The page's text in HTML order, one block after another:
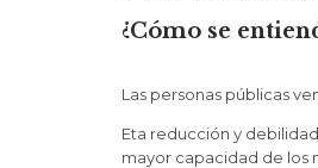
¿Cómo se
Las personas públicas
Eta reducción y
mayor capacidad de los